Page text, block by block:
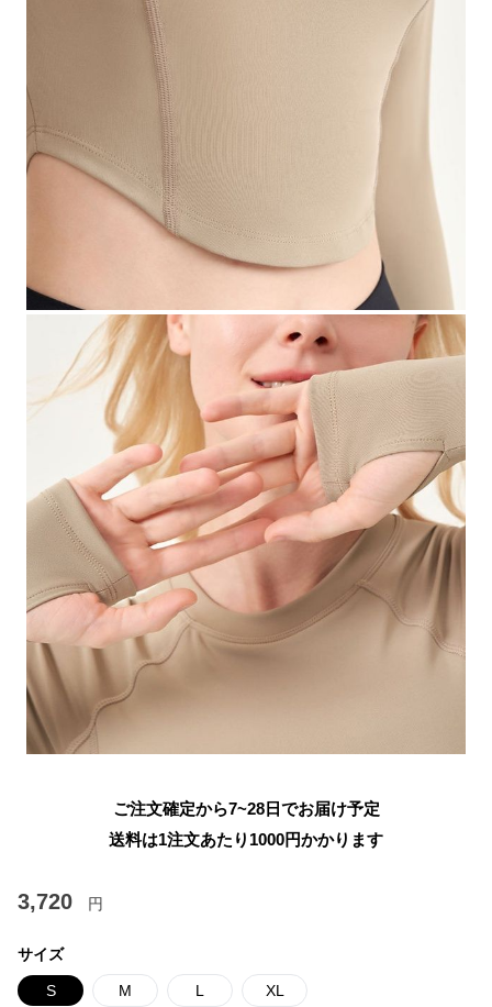
ご注文確定から7~28日でお届け予定
送料は1注文あたり 1000円かかります
3,720 円
サイズ
S M L XL